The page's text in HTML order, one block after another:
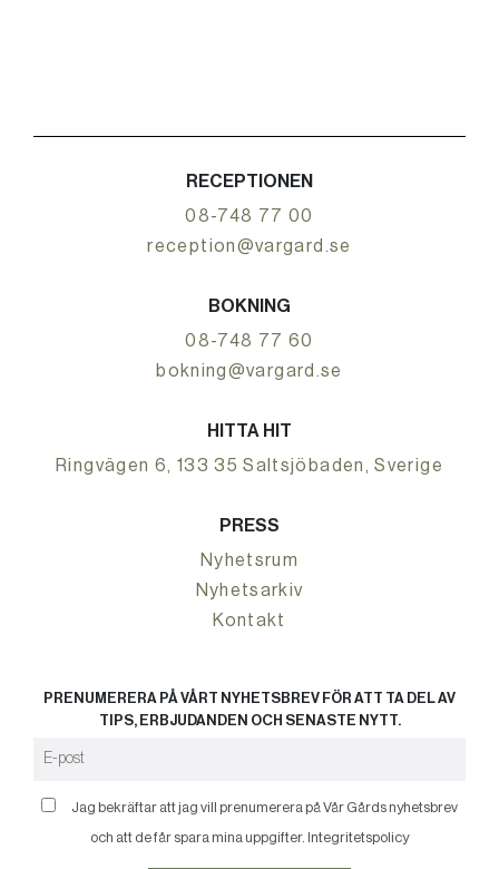
RECEPTIONEN
08-748 77 00
reception@vargard.se
BOKNING
08-748 77 60
bokning@vargard.se
HITTA HIT
Ringvägen 6, 133 35 Saltsjöbaden, Sverige
PRESS
Nyhetsrum
Nyhetsarkiv
Kontakt
PRENUMERERA PÅ VÅRT NYHETSBREV FÖR ATT TA DEL AV
TIPS, ERBJUDANDEN OCH SENASTE NYTT.
Jag bekräftar att jag vill prenumerera på Vår Gårds nyhetsbrev
och att de får spara mina uppgifter. Integritetspolicy